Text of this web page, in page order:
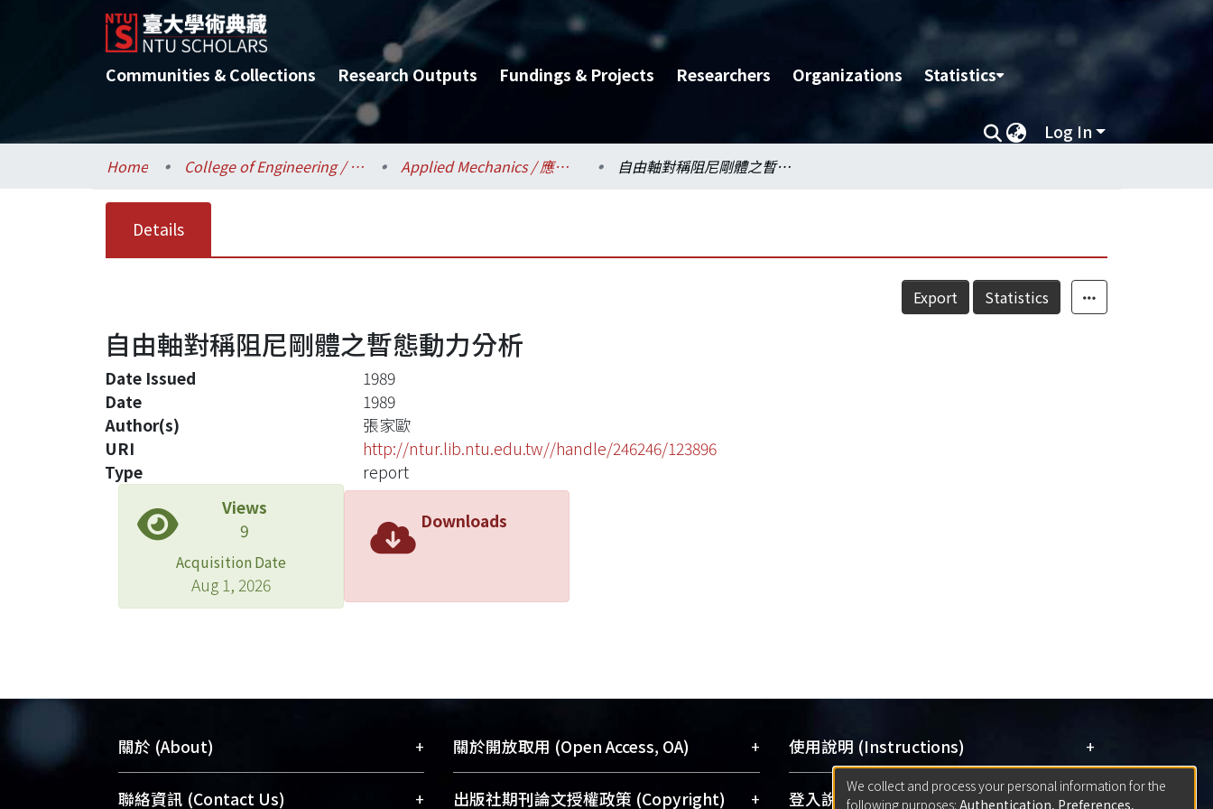
Communities & Collections Research Outputs Fundings & Projects Researchers Organizations Statistics
Log In
Home College of Engineering / 工學院 Applied Mechanics / 應用力學研究所 自由軸對稱阻尼剛體之暫態動力分析
Details
Export Statistics
自由軸對稱阻尼剛體之暫態動力分析
Date Issued
1989
Date
1989
Author(s)
張家歐
URI
http://ntur.lib.ntu.edu.tw//handle/246246/123896
Type
report
Views
9
Acquisition Date
Aug 1, 2026
Downloads
關於 (About) +
臺大位居世界頂尖大學之列，為永久珍藏
聯絡資訊 (Contact Us) +
關於開放取用 (Open Access, OA) +
開放取用是從使用者角度提升資訊取用性
出版社期刊論文授權政策 (Copyright) +
使用說明 (Instructions) +
網站簡介(Quickstart Guide)
登入說明 (Sign-in) +
We collect and process your personal information for the
following purposes: Authentication, Preferences,